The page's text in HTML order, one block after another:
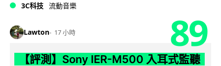
3C科技 流動音樂
Lawton 17 小時 89
【評測】Sony IER-M500 入耳式監聽